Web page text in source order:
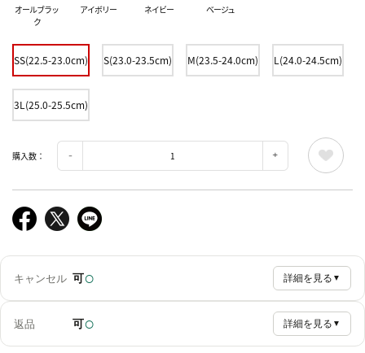
オールブラッ
ク
アイボリー ネイビー ベージュ
SS(22.5-23.0cm) S(23.0-23.5cm) M(23.5-24.0cm) L(24.0-24.5cm)
3L(25.0-25.5cm)
購入数：
キャンセル 可○ 詳細を見る ▼
返品 可○ 詳細を見る ▼